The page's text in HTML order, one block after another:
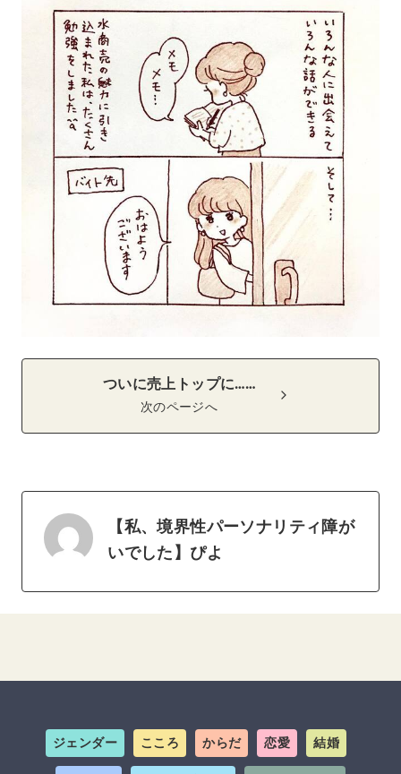
ついに売上トップに……
次のページへ
【私、境界性パーソナリティ障が
いでした】ぴよ
ジェンダー こころ からだ 恋愛 結婚